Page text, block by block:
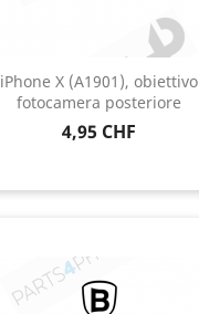
iPhone X (A1901), obiettivo
fotocamera posteriore
Prezzo
4,95 CHF